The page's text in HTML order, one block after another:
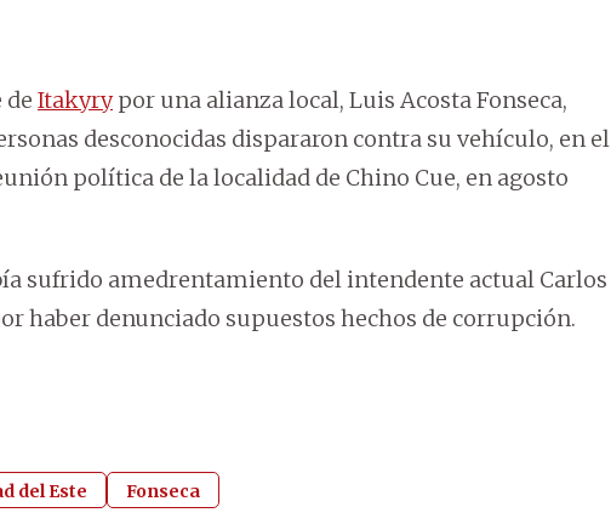
de Itakyrypor una alianza local, Luis Acosta Fonseca,
desconocidas dispararon contra su vehículo, en el
política de la localidad de Chino Cue, en agosto
sufrido amedrentamiento del intendente actual Carlos
haber denunciado supuestos hechos de corrupción.
del Este Fonseca